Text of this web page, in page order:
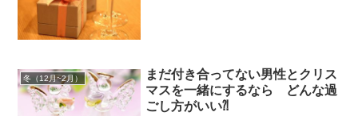
冬（12月~2月）
まだ付き合ってない男性とクリス
マスを一緒にするなら どんな過
ごし方がいい⁈